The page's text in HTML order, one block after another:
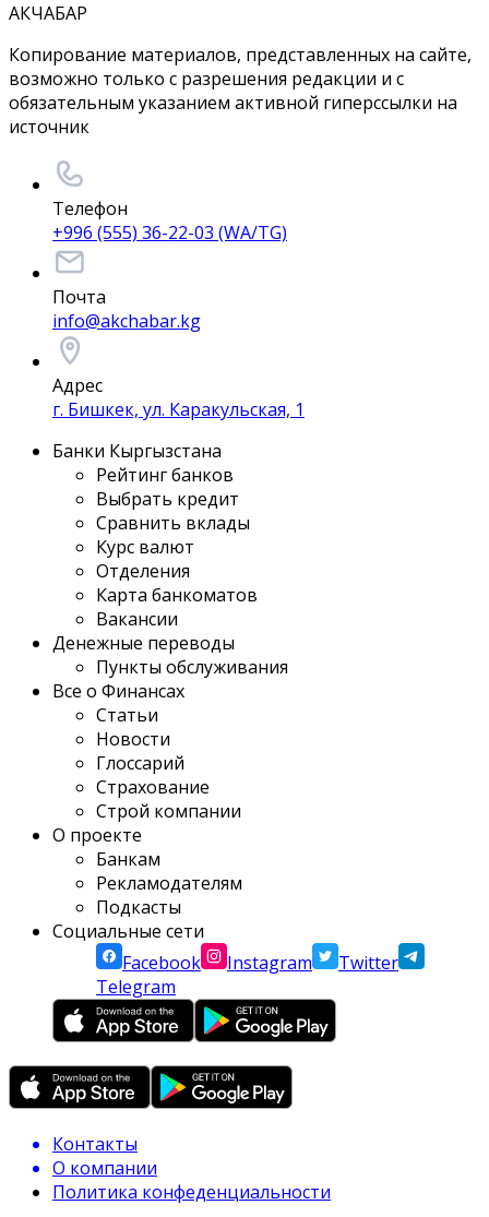
АКЧАБАР
Копирование материалов, представленных на сайте,
возможно только с разрешения редакции и с
обязательным указанием активной гиперссылки на
источник
Телефон
+996 (555) 36-22-03 (WA/TG)
Почта
info@akchabar.kg
Адрес
г. Бишкек, ул. Каракульская, 1
Банки Кыргызстана
Рейтинг банков
Выбрать кредит
Сравнить вклады
Курс валют
Отделения
Карта банкоматов
Вакансии
Денежные переводы
Пункты обслуживания
Все о Финансах
Статьи
Новости
Глоссарий
Страхование
Строй компании
О проекте
Банкам
Рекламодателям
Подкасты
Социальные сети
Facebook
Instagram
Twitter
Telegram
Контакты
О компании
Политика конфеденциальности